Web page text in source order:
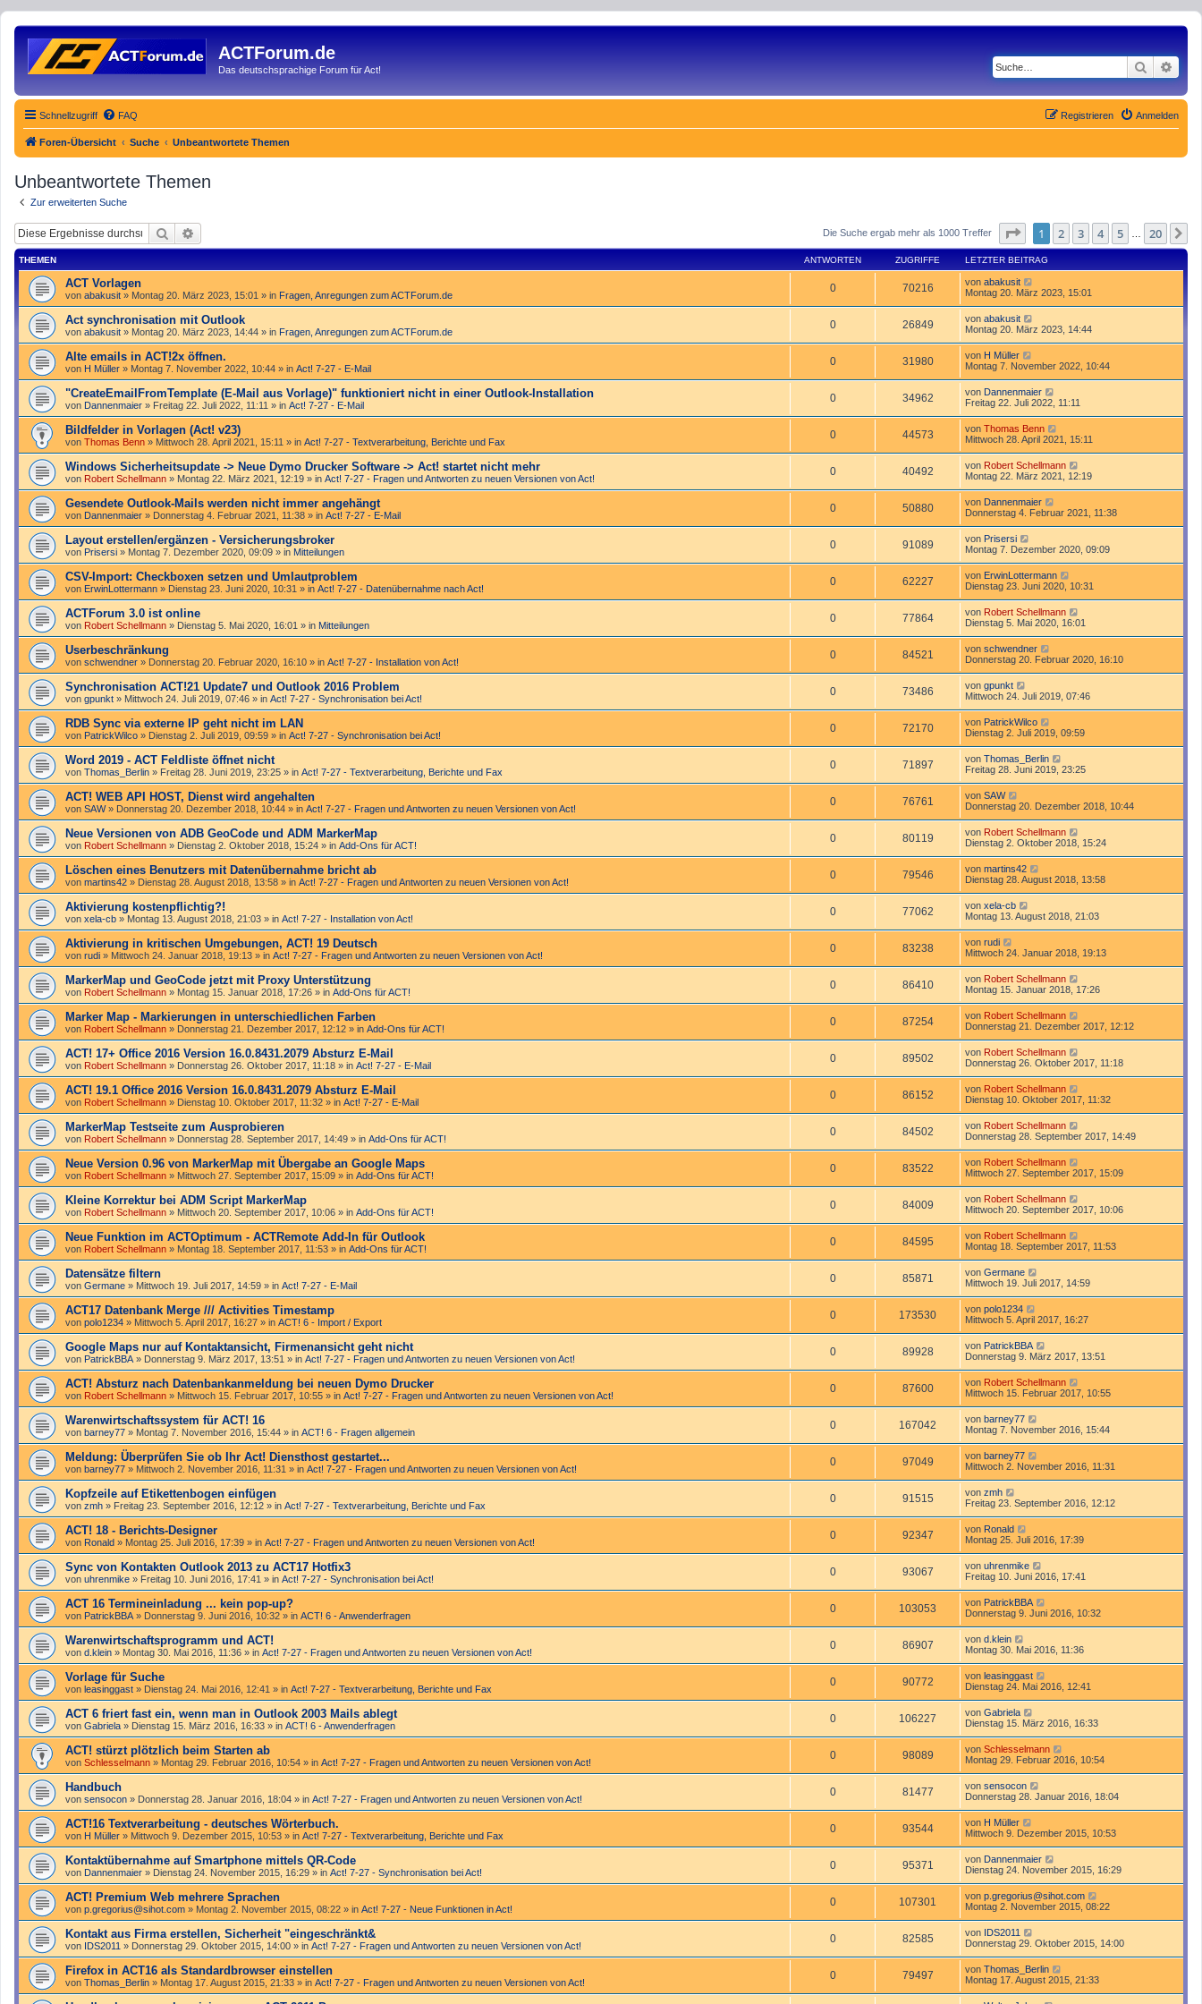
ACTForum.de
Das deutschsprachige Forum für Act! Suche
Schnellzugriff FAQ Anmelden
Registrieren
Foren-Übersicht Suche Unbeantwortete Themen
Unbeantwortete Themen
Zur erweiterten Suche
Suche Die Suche ergab mehr als 1000 Treffer Seite von20
1 2 3 4 5 20
THEMEN ANTWORTEN ZUGRIFFE LETZTER BEITRAG
ACT Vorlagen
von abakusit » Montag 20. März 2023, 15:01 » in Fragen, Anregungen zum ACTForum.de
0 70216 von abakusit
Montag 20. März 2023, 15:01
Act synchronisation mit Outlook
von abakusit » Montag 20. März 2023, 14:44 » in Fragen, Anregungen zum ACTForum.de
0 26849 von abakusit
Montag 20. März 2023, 14:44
Alte emails in ACT!2x öffnen.
von H Müller » Montag 7. November 2022, 10:44 » in Act! 7-27 - E-Mail
0 31980 von H Müller
Montag 7. November 2022, 10:44
"Create­Email­From­Template (E-Mail aus Vorlage)" funktioniert nicht in einer Outlook-Installation
von Dannenmaier » Freitag 22. Juli 2022, 11:11 » in Act! 7-27 - E-Mail
0 34962 von Dannenmaier
Freitag 22. Juli 2022, 11:11
Bildfelder in Vorlagen (Act! v23)
von Thomas Benn » Mittwoch 28. April 2021, 15:11 » in Act! 7-27 - Text­­ver­arbei­tung, Berichte und Fax
0 44573 von Thomas Benn
Mittwoch 28. April 2021, 15:11
Windows Sicherheitsupdate -> Neue Dymo Drucker Software -> Act! startet nicht mehr
von Robert Schellmann » Montag 22. März 2021, 12:19 » in Act! 7-27 - Fragen und Antworten zu neuen Versionen von Act!
0 40492 von Robert Schellmann
Montag 22. März 2021, 12:19
Gesendete Outlook-Mails werden nicht immer angehängt
von Dannenmaier » Donnerstag 4. Februar 2021, 11:38 » in Act! 7-27 - E-Mail
0 50880 von Dannenmaier
Donnerstag 4. Februar 2021, 11:38
Layout erstellen/ergänzen - Versicherungsbroker
von Prisersi » Montag 7. Dezember 2020, 09:09 » in Mitteilungen
0 91089 von Prisersi
Montag 7. Dezember 2020, 09:09
CSV-Import: Checkboxen setzen und Umlautproblem
von ErwinLottermann » Dienstag 23. Juni 2020, 10:31 » in Act! 7-27 - Datenübernahme nach Act!
0 62227 von ErwinLottermann
Dienstag 23. Juni 2020, 10:31
ACTForum 3.0 ist online
von Robert Schellmann » Dienstag 5. Mai 2020, 16:01 » in Mitteilungen
0 77864 von Robert Schellmann
Dienstag 5. Mai 2020, 16:01
Userbeschränkung
von schwendner » Donnerstag 20. Februar 2020, 16:10 » in Act! 7-27 - Installation von Act!
0 84521 von schwendner
Donnerstag 20. Februar 2020, 16:10
Synchronisation ACT!21 Update7 und Outlook 2016 Problem
von gpunkt » Mittwoch 24. Juli 2019, 07:46 » in Act! 7-27 - Synchronisation bei Act!
0 73486 von gpunkt
Mittwoch 24. Juli 2019, 07:46
RDB Sync via externe IP geht nicht im LAN
von PatrickWilco » Dienstag 2. Juli 2019, 09:59 » in Act! 7-27 - Synchronisation bei Act!
0 72170 von PatrickWilco
Dienstag 2. Juli 2019, 09:59
Word 2019 - ACT Feldliste öffnet nicht
von Thomas_Berlin » Freitag 28. Juni 2019, 23:25 » in Act! 7-27 - Text­­ver­arbei­tung, Berichte und Fax
0 71897 von Thomas_Berlin
Freitag 28. Juni 2019, 23:25
ACT! WEB API HOST, Dienst wird angehalten
von SAW» Donnerstag 20. Dezember 2018, 10:44 » in Act! 7-27 - Fragen und Antworten zu neuen Versionen von Act!
0 76761 von SAW
Donnerstag 20. Dezember 2018, 10:44
Neue Versionen von ADB GeoCode und ADM MarkerMap
von Robert Schellmann » Dienstag 2. Oktober 2018, 15:24 » in Add-Ons für ACT!
0 80119 von Robert Schellmann
Dienstag 2. Oktober 2018, 15:24
Löschen eines Benutzers mit Datenübernahme bricht ab
von martins42 » Dienstag 28. August 2018, 13:58 » in Act! 7-27 - Fragen und Antworten zu neuen Versionen von Act!
0 79546 von martins42
Dienstag 28. August 2018, 13:58
Aktivierung kostenpflichtig?!
von xela-cb » Montag 13. August 2018, 21:03 » in Act! 7-27 - Installation von Act!
0 77062 von xela-cb
Montag 13. August 2018, 21:03
Aktivierung in kritischen Umgebungen, ACT! 19 Deutsch
von rudi » Mittwoch 24. Januar 2018, 19:13 » in Act! 7-27 - Fragen und Antworten zu neuen Versionen von Act!
0 83238 von rudi
Mittwoch 24. Januar 2018, 19:13
MarkerMap und GeoCode jetzt mit Proxy Unterstützung
von Robert Schellmann » Montag 15. Januar 2018, 17:26 » in Add-Ons für ACT!
0 86410 von Robert Schellmann
Montag 15. Januar 2018, 17:26
Marker Map - Markierungen in unterschiedlichen Farben
von Robert Schellmann » Donnerstag 21. Dezember 2017, 12:12 » in Add-Ons für ACT!
0 87254 von Robert Schellmann
Donnerstag 21. Dezember 2017, 12:12
ACT! 17+ Office 2016 Version 16.0.8431.2079 Absturz E-Mail
von Robert Schellmann » Donnerstag 26. Oktober 2017, 11:18 » in Act! 7-27 - E-Mail
0 89502 von Robert Schellmann
Donnerstag 26. Oktober 2017, 11:18
ACT! 19.1 Office 2016 Version 16.0.8431.2079 Absturz E-Mail
von Robert Schellmann » Dienstag 10. Oktober 2017, 11:32 » in Act! 7-27 - E-Mail
0 86152 von Robert Schellmann
Dienstag 10. Oktober 2017, 11:32
MarkerMap Testseite zum Ausprobieren
von Robert Schellmann » Donnerstag 28. September 2017, 14:49 » in Add-Ons für ACT!
0 84502 von Robert Schellmann
Donnerstag 28. September 2017, 14:49
Neue Version 0.96 von MarkerMap mit Übergabe an Google Maps
von Robert Schellmann » Mittwoch 27. September 2017, 15:09 » in Add-Ons für ACT!
0 83522 von Robert Schellmann
Mittwoch 27. September 2017, 15:09
Kleine Korrektur bei ADM Script MarkerMap
von Robert Schellmann » Mittwoch 20. September 2017, 10:06 » in Add-Ons für ACT!
0 84009 von Robert Schellmann
Mittwoch 20. September 2017, 10:06
Neue Funktion im ACTOptimum - ACTRemote Add-In für Outlook
von Robert Schellmann » Montag 18. September 2017, 11:53 » in Add-Ons für ACT!
0 84595 von Robert Schellmann
Montag 18. September 2017, 11:53
Datensätze filtern
von Germane » Mittwoch 19. Juli 2017, 14:59 » in Act! 7-27 - E-Mail
0 85871 von Germane
Mittwoch 19. Juli 2017, 14:59
ACT17 Datenbank Merge /// Activities Timestamp
von polo1234 » Mittwoch 5. April 2017, 16:27 » in ACT! 6 - Import / Export
0 173530 von polo1234
Mittwoch 5. April 2017, 16:27
Google Maps nur auf Kontaktansicht, Firmenansicht geht nicht
von PatrickBBA » Donnerstag 9. März 2017, 13:51 » in Act! 7-27 - Fragen und Antworten zu neuen Versionen von Act!
0 89928 von PatrickBBA
Donnerstag 9. März 2017, 13:51
ACT! Absturz nach Datenbankanmeldung bei neuen Dymo Drucker
von Robert Schellmann » Mittwoch 15. Februar 2017, 10:55 » in Act! 7-27 - Fragen und Antworten zu neuen Versionen von Act!
0 87600 von Robert Schellmann
Mittwoch 15. Februar 2017, 10:55
Warenwirtschaftssystem für ACT! 16
von barney77 » Montag 7. November 2016, 15:44 » in ACT! 6 - Fragen allgemein
0 167042 von barney77
Montag 7. November 2016, 15:44
Meldung: Überprüfen Sie ob Ihr Act! Diensthost gestartet...
von barney77 » Mittwoch 2. November 2016, 11:31 » in Act! 7-27 - Fragen und Antworten zu neuen Versionen von Act!
0 97049 von barney77
Mittwoch 2. November 2016, 11:31
Kopfzeile auf Etikettenbogen einfügen
von zmh » Freitag 23. September 2016, 12:12 » in Act! 7-27 - Text­­ver­arbei­tung, Berichte und Fax
0 91515 von zmh
Freitag 23. September 2016, 12:12
ACT! 18 - Berichts-Designer
von Ronald » Montag 25. Juli 2016, 17:39 » in Act! 7-27 - Fragen und Antworten zu neuen Versionen von Act!
0 92347 von Ronald
Montag 25. Juli 2016, 17:39
Sync von Kontakten Outlook 2013 zu ACT17 Hotfix3
von uhrenmike » Freitag 10. Juni 2016, 17:41 » in Act! 7-27 - Synchronisation bei Act!
0 93067 von uhrenmike
Freitag 10. Juni 2016, 17:41
ACT 16 Termineinladung ... kein pop-up?
von PatrickBBA » Donnerstag 9. Juni 2016, 10:32 » in ACT! 6 - Anwender­fragen
0 103053 von PatrickBBA
Donnerstag 9. Juni 2016, 10:32
Warenwirtschaftsprogramm und ACT!
von d.klein » Montag 30. Mai 2016, 11:36 » in Act! 7-27 - Fragen und Antworten zu neuen Versionen von Act!
0 86907 von d.klein
Montag 30. Mai 2016, 11:36
Vorlage für Suche
von leasinggast » Dienstag 24. Mai 2016, 12:41 » in Act! 7-27 - Text­­ver­arbei­tung, Berichte und Fax
0 90772 von leasinggast
Dienstag 24. Mai 2016, 12:41
ACT 6 friert fast ein, wenn man in Outlook 2003 Mails ablegt
von Gabriela » Dienstag 15. März 2016, 16:33 » in ACT! 6 - Anwender­fragen
0 106227 von Gabriela
Dienstag 15. März 2016, 16:33
ACT! stürzt plötzlich beim Starten ab
von Schlesselmann » Montag 29. Februar 2016, 10:54 » in Act! 7-27 - Fragen und Antworten zu neuen Versionen von Act!
0 98089 von Schlesselmann
Montag 29. Februar 2016, 10:54
Handbuch
von sensocon » Donnerstag 28. Januar 2016, 18:04 » in Act! 7-27 - Fragen und Antworten zu neuen Versionen von Act!
0 81477 von sensocon
Donnerstag 28. Januar 2016, 18:04
ACT!16 Textverarbeitung - deutsches Wörterbuch.
von H Müller » Mittwoch 9. Dezember 2015, 10:53 » in Act! 7-27 - Text­­ver­arbei­tung, Berichte und Fax
0 93544 von H Müller
Mittwoch 9. Dezember 2015, 10:53
Kontaktübernahme auf Smartphone mittels QR-Code
von Dannenmaier » Dienstag 24. November 2015, 16:29 » in Act! 7-27 - Synchronisation bei Act!
0 95371 von Dannenmaier
Dienstag 24. November 2015, 16:29
ACT! Premium Web mehrere Sprachen
von p.gregorius@sihot.com » Montag 2. November 2015, 08:22 » in Act! 7-27 - Neue Funktionen in Act!
0 107301 von p.gregorius@sihot.com
Montag 2. November 2015, 08:22
Kontakt aus Firma erstellen, Sicherheit "eingeschränkt&
von IDS2011 » Donnerstag 29. Oktober 2015, 14:00 » in Act! 7-27 - Fragen und Antworten zu neuen Versionen von Act!
0 82585 von IDS2011
Donnerstag 29. Oktober 2015, 14:00
Firefox in ACT16 als Standardbrowser einstellen
von Thomas_Berlin » Montag 17. August 2015, 21:33 » in Act! 7-27 - Fragen und Antworten zu neuen Versionen von Act!
0 79497 von Thomas_Berlin
Montag 17. August 2015, 21:33